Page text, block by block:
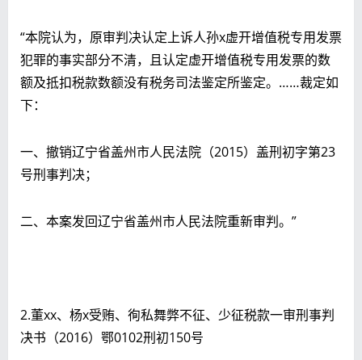
“本院认为，原审判决认定上诉人孙x虚开增值税专用发票
犯罪的事实部分不清，且认定虚开增值税专用发票的数
额及抵扣税款数额没有税务司法鉴定所鉴定。……裁定如
下：
一、撤销辽宁省盖州市人民法院（2015）盖刑初字第23
号刑事判决；
二、本案发回辽宁省盖州市人民法院重新审判。”
2.董xx、杨x受贿、徇私舞弊不征、少征税款一审刑事判
决书（2016）鄂0102刑初150号